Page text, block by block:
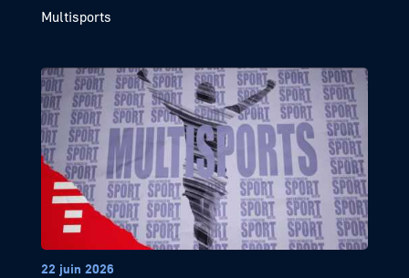
Multisports
22 juin 2026